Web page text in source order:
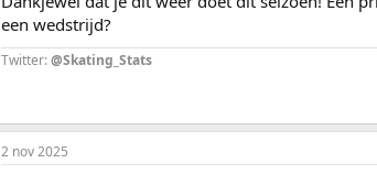
i
o
s
een wedstrijd?
Twitter:@Skating_Stats
2 nov 2025